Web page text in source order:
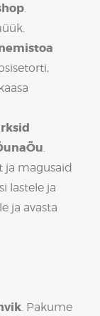
.
.
ja magusaid
lastele ja
ja avasta
. Pakume